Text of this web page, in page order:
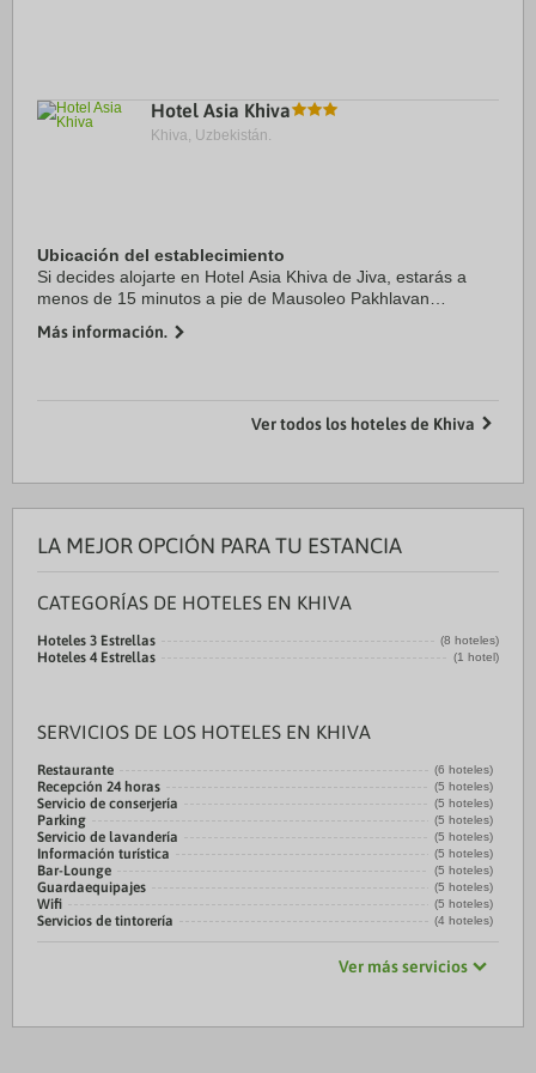
Hotel Asia Khiva
Khiva, Uzbekistán.
Ubicación del establecimiento
Si decides alojarte en Hotel Asia Khiva de Jiva, estarás a
menos de 15 minutos a pie de Mausoleo Pakhlavan
este hotel se encuentra a 0,7 km de ...
Más información.
Ver todos los hoteles de Khiva
LA MEJOR OPCIÓN PARA TU ESTANCIA
CATEGORÍAS DE HOTELES EN KHIVA
Hoteles 3 Estrellas (8 hoteles)
Hoteles 4 Estrellas (1 hotel)
SERVICIOS DE LOS HOTELES EN KHIVA
Restaurante (6 hoteles)
Recepción 24 horas (5 hoteles)
Servicio de conserjería (5 hoteles)
Parking (5 hoteles)
Servicio de lavandería (5 hoteles)
Información turística (5 hoteles)
Bar-Lounge (5 hoteles)
Guardaequipajes (5 hoteles)
Wifi (5 hoteles)
Servicios de tintorería (4 hoteles)
Ver más servicios